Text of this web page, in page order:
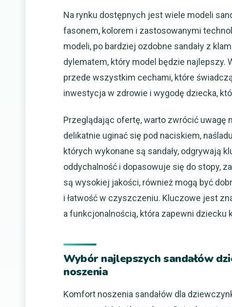
Na rynku dostępnych jest wiele modeli
fasonem, kolorem i zastosowanymi
modeli, po bardziej ozdobne sandały z
dylematem, który model będzie najlepszy.
przede wszystkim cechami, które
inwestycja w zdrowie i wygodę dziecka,
Przeglądając ofertę, warto zwrócić uwagę
delikatnie uginać się pod naciskiem,
których wykonane są sandały, odgrywają
oddychalność i dopasowuje się do stopy,
są wysokiej jakości, również mogą być
i łatwość w czyszczeniu. Kluczowe jest
a funkcjonalnością, która zapewni dziecku
Wybór najlepszych sandałów
noszenia
Komfort noszenia sandałów dla